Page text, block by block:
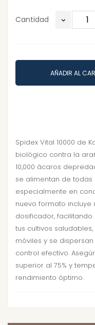
Cantidad
AÑADIR AL
Spidex Vital 10000 de
biológico contra la
10,000 ácaros
se alimentan de
especialmente en
nuevo formato incluye
dosificador,
tus cultivos
móviles y se
control efectivo.
superior al 75% y
rendimiento óptimo.